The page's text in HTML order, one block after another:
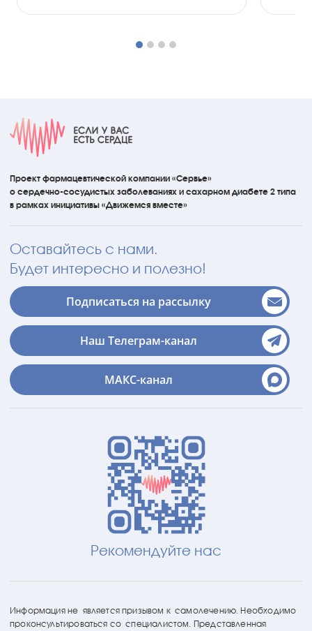
Проект фармацевтической компании «Сервье»
о сердечно-сосудистых заболеваниях и сахарном диабете 2 типа
в рамках инициативы «Движемся вместе»
Оставайтесь с нами.
Будет интересно и полезно!
Подписаться на рассылку
Наш Телеграм-канал
МАКС-канал
Информация не является призывом к самолечению. Необходимо
проконсультироваться со специалистом. Представленная
Рекомендуйте нас